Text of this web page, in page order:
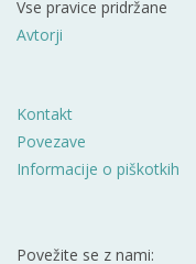
Vse pravice pridržane
Avtorji
Kontakt
Povezave
Informacije o piškotkih
Povežite se z nami: